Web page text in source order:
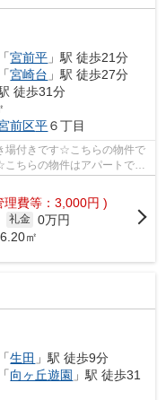
「宮前平 」駅 徒歩21分
「宮崎台 」駅 徒歩27分
徒歩31分
前区平６丁目
場付きです☆こちらの物件で
ちらの物件はアパートです
理費等：3,000円 )
礼金 0万円
㎡
「生田 」駅 徒歩9分
「向ヶ丘遊園 」駅 徒歩31